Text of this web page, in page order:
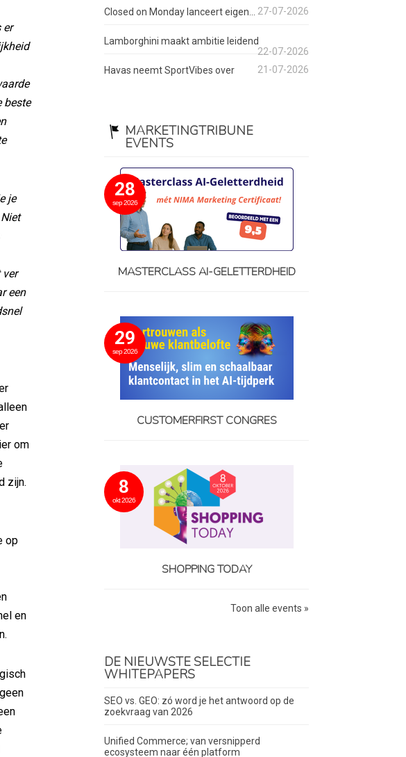
er
beste
je
een
om
zijn.
op
en
Closed on Monday lanceert eigen...
27-07-2026
Lamborghini maakt ambitie leidend
22-07-2026
Havas neemt SportVibes over
21-07-2026
MARKETINGTRIBUNE
EVENTS
28
sep 2026
MASTERCLASS AI-GELETTERDHEID
29
sep 2026
CUSTOMERFIRST CONGRES
8
okt 2026
SHOPPING TODAY
Toon alle events »
DE NIEUWSTE SELECTIE
WHITEPAPERS
SEO vs. GEO: zó word je het antwoord op de
zoekvraag van 2026
Unified Commerce; van versnipperd
ecosysteem naar één platform